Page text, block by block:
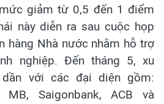
giảm từ 0,5 đến 1 điểm
này diễn ra sau cuộc họp
hàng Nhà nước nhằm hỗ trợ
nghiệp. Đến tháng 5, xu
với các đại diện gồm:
MB, Saigonbank, ACB và